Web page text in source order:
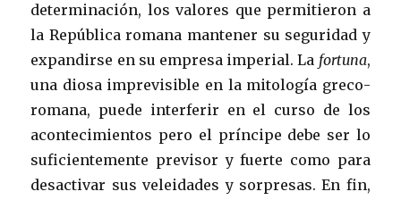
determinación, los valores que permitieron a
la República romana mantener su seguridad y
expandirse en su empresa imperial. La fortuna,
una diosa imprevisible en la mitología greco-
romana, puede interferir en el curso de los
acontecimientos pero el príncipe debe ser lo
suficientemente previsor y fuerte como para
desactivar sus veleidades y sorpresas. En fin,